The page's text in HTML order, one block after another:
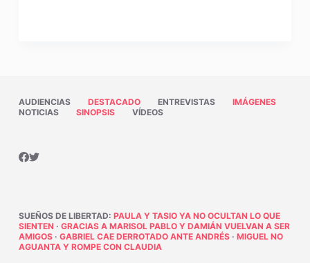
AUDIENCIAS DESTACADO ENTREVISTAS
IMÁGENES
NOTICIAS
SINOPSIS VÍDEOS
SUEÑOS DE LIBERTAD: PAULA Y TASIO YA NO OCULTAN LO QUE
SIENTEN · GRACIAS A MARISOL PABLO Y DAMIÁN VUELVAN A SER
AMIGOS· GABRIEL CAE DERROTADO ANTE ANDRÉS· MIGUEL NO
AGUANTA Y ROMPE CON CLAUDIA